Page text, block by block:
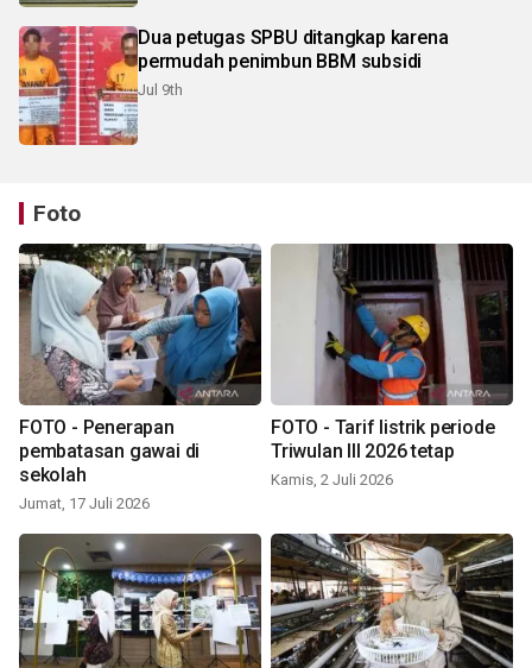
Dua petugas SPBU ditangkap karena
permudah penimbun BBM subsidi
Jul 9th
Foto
FOTO - Penerapan
pembatasan gawai di
sekolah
Jumat, 17 Juli 2026
FOTO - Tarif listrik periode
Triwulan III 2026 tetap
Kamis, 2 Juli 2026